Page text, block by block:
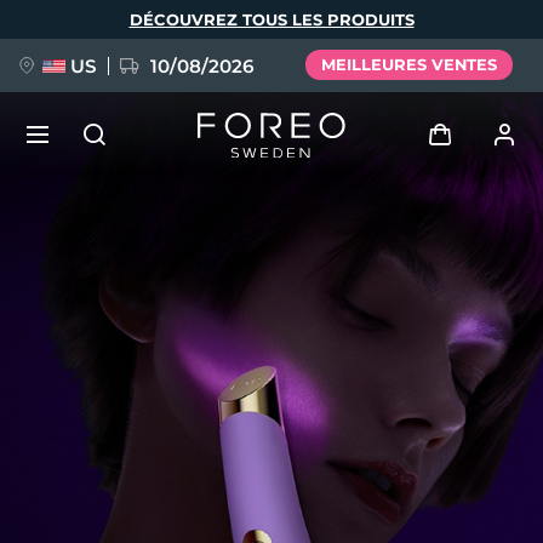
DÉCOUVREZ TOUS LES PRODUITS
US 10/08/2026 MEILLEURES VENTES
Se connecter
Profil de l'utilisateur
Mes appareils
Mes commandes
Mes adresses
Mes abonnements
FAQ™ Pure Beauty-Tech Elixir
issa™ Teeth Whitening Set
English Deutsch
Français
Italiano
Português
Svenska
Русский
Türkçe
简体中文 繁體中文